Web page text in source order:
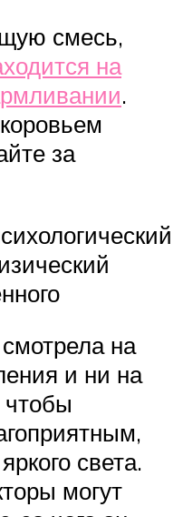
смесь,
на
.
за
на
и ни на
чтобы
света.
могут